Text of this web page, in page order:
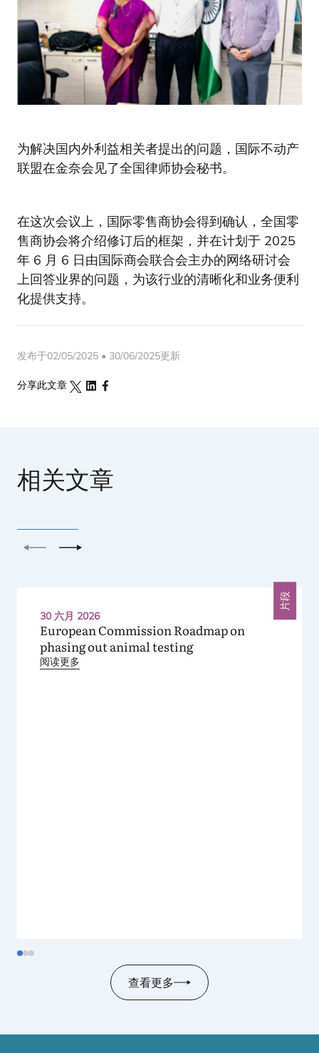
为解决国内外利益相关者提出的问题，国际不动产
联盟在金奈会见了全国律师协会秘书。
在这次会议上，国际零售商协会得到确认，全国零
售商协会将介绍修订后的框架，并在计划于 2025
年 6 月 6 日由国际商会联合会主办的网络研讨会
上回答业界的问题，为该行业的清晰化和业务便利
化提供支持。
发布于02/05/2025 • 30/06/2025更新
分享此文章
相关文章
上一个 下一个
30 六月 2026
片段
European Commission Roadmap on
phasing out animal testing
阅读更多
查看更多